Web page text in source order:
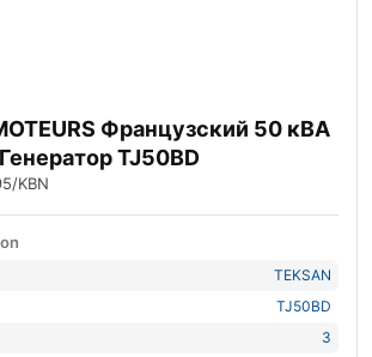
Французский 50 кВА
TJ50BD
KBN
TEKSAN
TJ50BD
3